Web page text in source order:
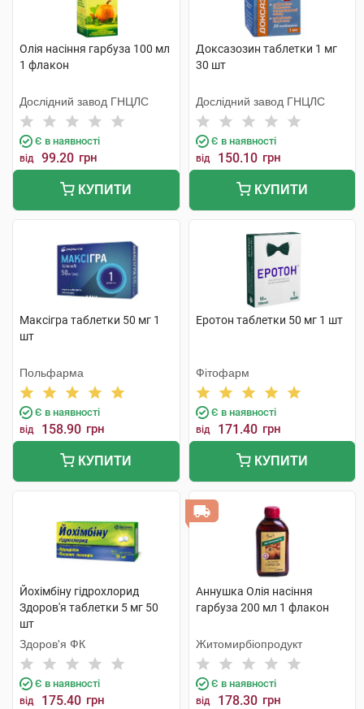
Олія насіння гарбуза 100 мл
1 флакон
Дослідний завод ГНЦЛС
Є в наявності
від 99.20 грн
КУПИТИ
Доксазозин таблетки 1 мг
30 шт
Дослідний завод ГНЦЛС
Є в наявності
від 150.10 грн
КУПИТИ
Максігра таблетки 50 мг 1
шт
Польфарма
Є в наявності
від 158.90 грн
КУПИТИ
Еротон таблетки 50 мг 1 шт
Фітофарм
Є в наявності
від 171.40 грн
КУПИТИ
Йохімбіну гідрохлорид
Здоров'я таблетки 5 мг 50
шт
Здоров'я ФК
Є в наявності
від 175.40 грн
Аннушка Олія насіння
гарбуза 200 мл 1 флакон
Житомирбіопродукт
Є в наявності
від 178.30 грн